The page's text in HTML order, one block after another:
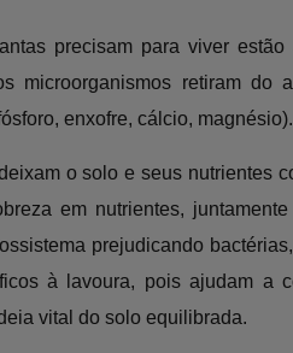
precisam para viver
microorganismos retiram do
enxofre, cálcio, magnésio).
o solo e seus nutrientes
em nutrientes,
prejudicando
à lavoura, pois ajudam a
vital do solo equilibrada.